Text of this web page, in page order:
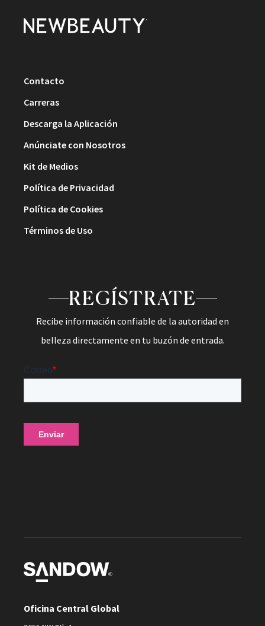
Contacto
Carreras
Descarga la Aplicación
Anúnciate con Nosotros
Kit de Medios
Política de Privacidad
Política de Cookies
Términos de Uso
REGÍSTRATE
Recibe información confiable de la autoridad en
belleza directamente en tu buzón de entrada.
Oficina Central Global